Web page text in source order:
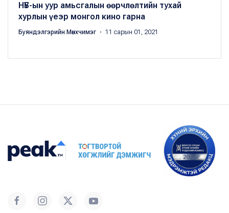
НҮБ-ын уур амьсгалын өөрчлөлтийн тухай
хурлын үеэр монгол кино гарна
Буяндэлгэрийн Мөнхчимэг ・ 11 сарын 01, 2021